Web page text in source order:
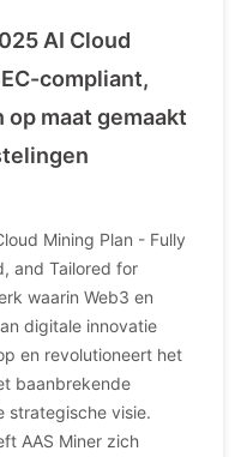
AI Cloud
compliant,
maat gemaakt
Mining Plan - Fully
and Tailored for
waarin Web3 en
digitale innovatie
en revolutioneert het
baanbrekende
strategische visie.
AAS Miner zich